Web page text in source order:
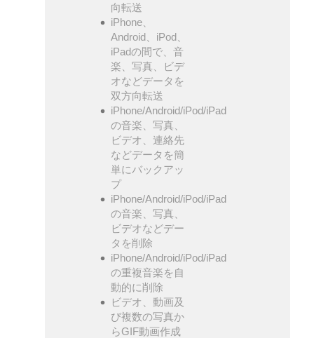
向転送
iPhone、
Android、iPod、
iPadの間で、音
楽、写真、ビデ
オなどデータを
双方向転送
iPhone/Android/iPod/iPad
の音楽、写真、
ビデオ、連絡先
などデータを簡
単にバックアッ
プ
iPhone/Android/iPod/iPad
の音楽、写真、
ビデオなどデー
タを削除
iPhone/Android/iPod/iPad
の重複音楽を自
動的に削除
ビデオ、動画及
び複数の写真か
らGIF動画作成